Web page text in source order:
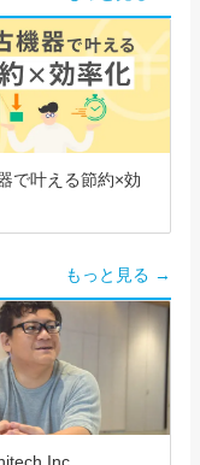
で叶える節約×効
もっと見る →